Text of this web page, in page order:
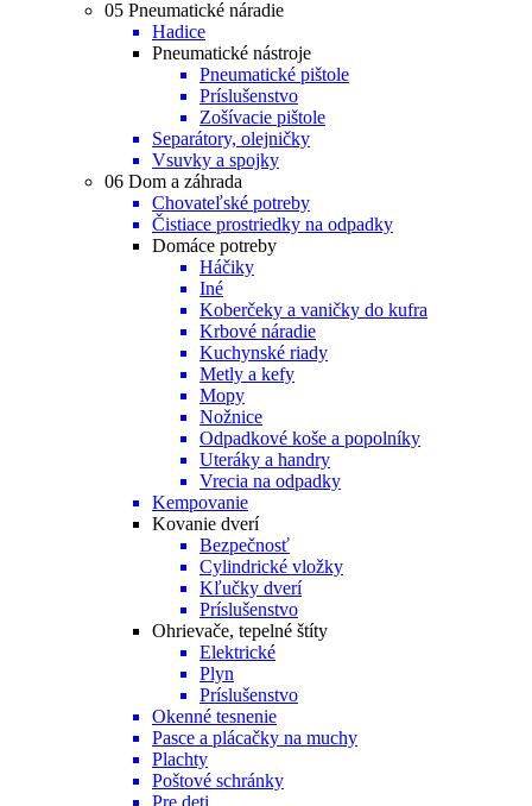
05 Pneumatické náradie
Hadice
Pneumatické nástroje
Pneumatické pištole
Príslušenstvo
Zošívacie pištole
Separátory, olejničky
Vsuvky a spojky
06 Dom a záhrada
Chovateľské potreby
Čistiace prostriedky na odpadky
Domáce potreby
Háčiky
Iné
Koberčeky a vaničky do kufra
Krbové náradie
Kuchynské riady
Metly a kefy
Mopy
Nožnice
Odpadkové koše a popolníky
Uteráky a handry
Vrecia na odpadky
Kempovanie
Kovanie dverí
Bezpečnosť
Cylindrické vložky
Kľučky dverí
Príslušenstvo
Ohrievače, tepelné štíty
Elektrické
Plyn
Príslušenstvo
Okenné tesnenie
Pasce a plácačky na muchy
Plachty
Poštové schránky
Pre deti